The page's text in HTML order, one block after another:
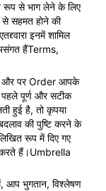
रूप से भाग लेने के लिए
से सहमत होने की
इनमें शामिल
हैंTerms,
और पर Order आपके
पहले पूर्ण और सटीक
हुई है, तो कृपया
की पुष्टि करने के
रूप में दिए गए
करते हैं।Umbrella
आप भुगतान, विश्लेषण